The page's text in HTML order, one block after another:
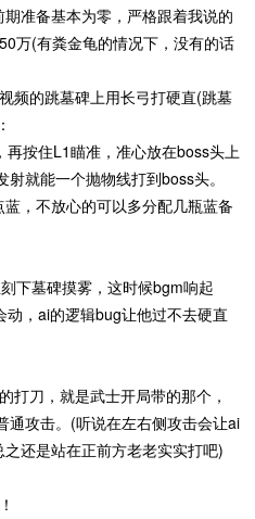
准备基本为零，严格跟着我说的
万(有粪金龟的情况下，没有的话
频的跳墓碑上用长弓打硬直(跳墓
再按住L1瞄准，准心放在boss头上
就能一个抛物线打到boss头。
，不放心的可以多分配几瓶蓝备
下墓碑摸雾，这时候bgm响起
动，ai的逻辑bug让他过不去硬直
打刀，就是武士开局带的那个，
通攻击。(听说在左右侧攻击会让ai
还是站在正前方老老实实打吧)